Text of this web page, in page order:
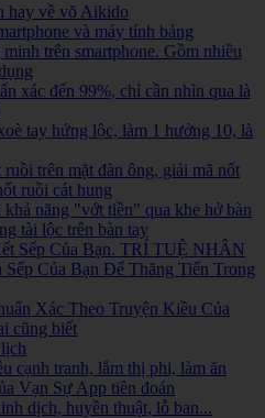
hay về võ Aikido
và máy tính bảng
trên smartphone. Gồm nhiều
xác đến 99%, chỉ cần nhìn qua là
tay hứng lộc, làm 1 hưởng 10, là
trên mặt đàn ông, giải mã nốt
ruồi cát hung
năng "vớt tiền" qua khe hở bàn
tài lộc trên bàn tay
Sếp Của Bạn. TRÍ TUỆ NHÂN
Của Bạn Để Thăng Tiến Trong
Xác Theo Truyện Kiều Của
cũng biết
cạnh tranh, lắm thị phi, làm ăn
Vạn Sự App tiên đoán
dịch, huyền thuật, lỗ ban...